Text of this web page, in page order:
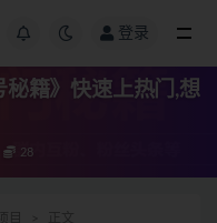
登录
籍》快速上热门,想
28